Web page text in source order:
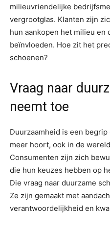
milieuvriendelijke
vergrootglas. Klanten zijn
hun aankopen het milieu en
beïnvloeden. Hoe zit het
schoenen?
Vraag naar
neemt toe
Duurzaamheid is een
meer hoort, ook in de
Consumenten zijn zich
die hun keuzes hebben op
Die vraag naar duurzame
Ze zijn gemaakt met
verantwoordelijkheid en